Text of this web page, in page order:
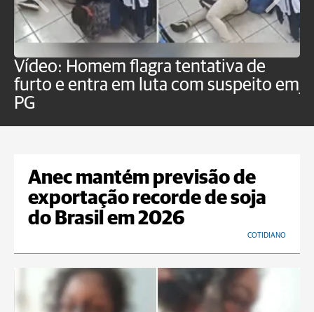
Vídeo: Homem flagra tentativa de
furto e entra em luta com suspeito em
PG
Anec mantém previsão de
exportação recorde de soja
do Brasil em 2026
COTIDIANO